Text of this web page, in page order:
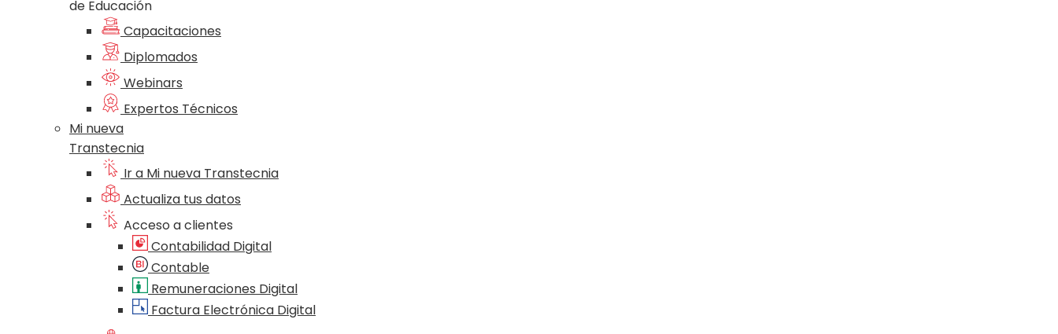
de Educación
Capacitaciones
Diplomados
Webinars
Expertos Técnicos
Mi nueva
Transtecnia
Ir a Mi nueva Transtecnia
Actualiza tus datos
Acceso a clientes
Contabilidad Digital
Contable
Remuneraciones Digital
Factura Electrónica Digital